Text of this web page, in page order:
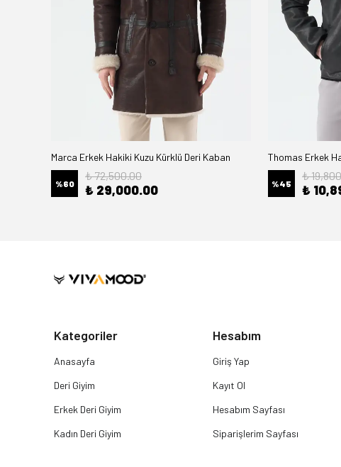
Marca Erkek Hakiki Kuzu Kürklü Deri Kaban
%60
₺ 72,500.00
₺ 29,000.00
Thomas Erkek
%45
₺
₺
Kategoriler
Anasayfa
Deri Giyim
Erkek Deri Giyim
Kadın Deri Giyim
Hesabım
Giriş Yap
Kayıt Ol
Hesabım Sayfası
Siparişlerim Sayfası